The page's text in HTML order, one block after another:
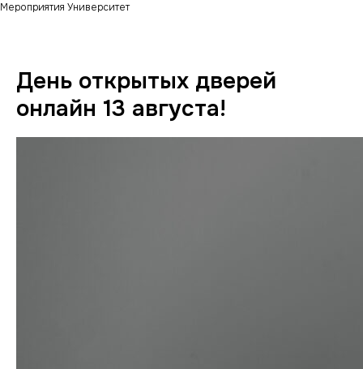
Мероприятия Университет
День открытых дверей
онлайн 13 августа!